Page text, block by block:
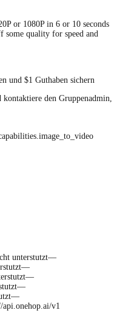
or 1080P in 6 or 10 seconds
quality for speed and
und $1 Guthaben sichern
den Gruppenadmin,
unterstutzt—
—
—
—
—
api.onehop.ai/v1